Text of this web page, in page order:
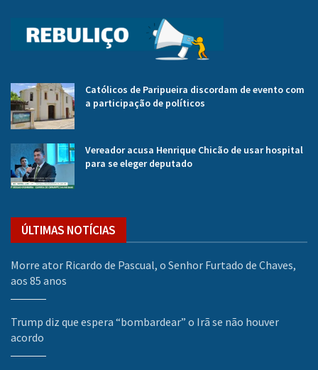
Católicos de Paripueira discordam de evento com
a participação de políticos
Vereador acusa Henrique Chicão de usar hospital
para se eleger deputado
ÚLTIMAS NOTÍCIAS
Morre ator Ricardo de Pascual, o Senhor Furtado de Chaves,
aos 85 anos
Trump diz que espera “bombardear” o Irã se não houver
acordo